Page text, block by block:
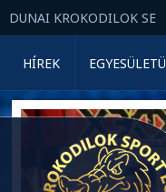
DUNAI KROKODILOK SE
HÍREK